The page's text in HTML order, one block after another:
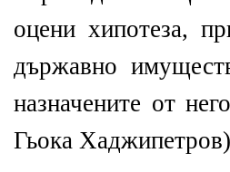
оцени хипотеза,
държавно
назначените от
Гьока